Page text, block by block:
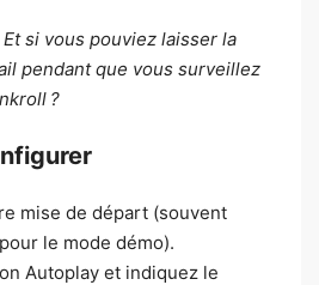
Et si vous pouviez laisser la
pendant que vous surveillez
?
mise de départ (souvent
le mode démo).
Autoplay et indiquez le